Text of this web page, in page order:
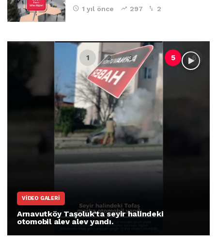
1 yıl önce 297 2
Taşoluk’ta seyir halindeki
alev yandı.